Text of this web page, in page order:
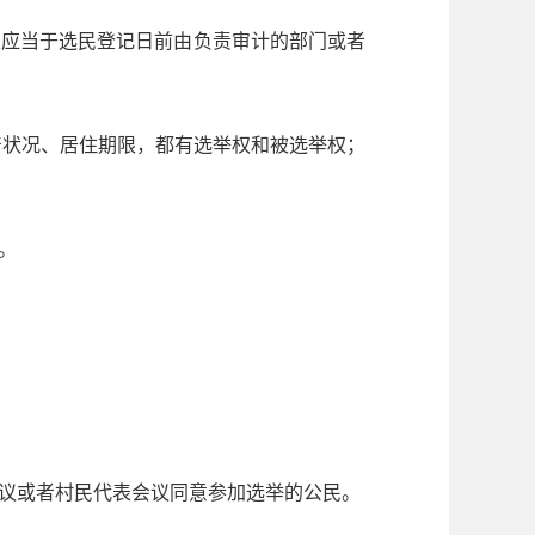
当于选民登记日前由负责审计的部门或者
况、居住期限，都有选举权和被选举权；
者村民代表会议同意参加选举的公民。